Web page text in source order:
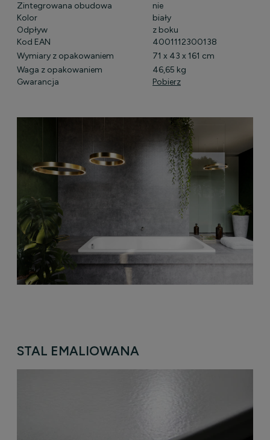
Zintegrowana obudowa
nie
Kolor
biały
Odpływ
z boku
Kod EAN
4001112300138
Wymiary z opakowaniem
71 x 43 x 161 cm
Waga z opakowaniem
46,65 kg
Gwarancja
Pobierz
STAL EMALIOWANA